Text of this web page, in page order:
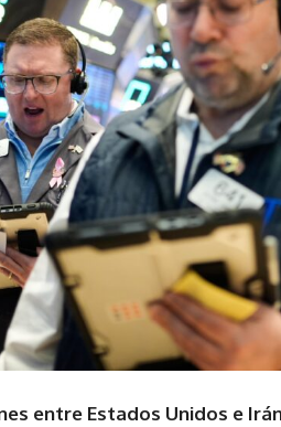
entre Estados Unidos e